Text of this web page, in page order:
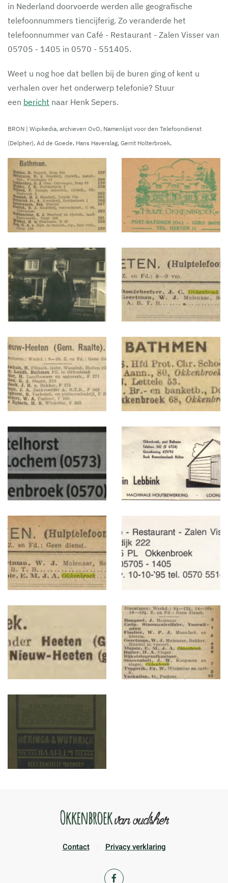
in Nederland doorvoerde werden alle geografische
telefoonnummers tiencijferig. Zo veranderde het
telefoonnummer van Café - Restaurant - Zalen Visser van
05705 - 1405 in 0570 - 551405.
Weet u nog hoe dat bellen bij de buren ging of kent u
verhalen over het onderwerp telefonie? Stuur
een bericht naar Henk Sepers.
BRON | Wipikedia, archieven OvO, Namenlijst voor den Telefoondienst
(Delpher), Ad de Goede, Hans Haverslag, Gerrit Holterbroek,
Contact Privacy verklaring